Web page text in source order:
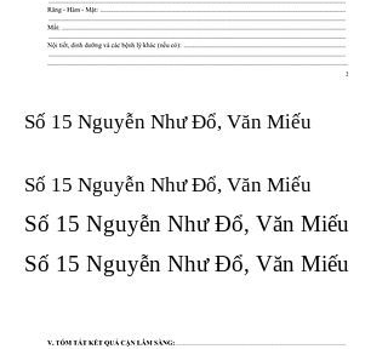
Số 15 Nguyễn Như Đổ, Văn Miếu
Số 15 Nguyễn Như Đổ, Văn Miếu​​​​
Số 15 Nguyễn Như Đổ, Văn Miếu​​​​
Số 15 Nguyễn Như Đổ, Văn Miếu​​​​